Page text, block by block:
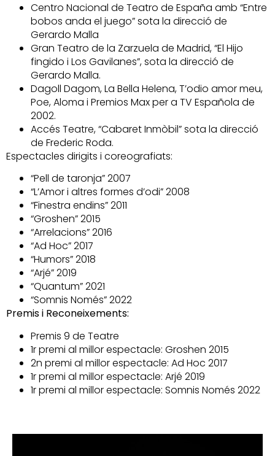
Centro Nacional de Teatro de España amb “Entre
bobos anda el juego” sota la direcció de
Gerardo Malla
Gran Teatro de la Zarzuela de Madrid, “El Hijo
fingido i Los Gavilanes”, sota la direcció de
Gerardo Malla.
Dagoll Dagom, La Bella Helena, T’odio amor meu,
Poe, Aloma i Premios Max per a TV Española de
2002.
Accés Teatre, “Cabaret Inmòbil” sota la direcció
de Frederic Roda.
Espectacles dirigits i coreografiats:
“Pell de taronja” 2007
“L’Amor i altres formes d’odi” 2008
“Finestra endins” 2011
“Groshen” 2015
“Arrelacions” 2016
“Ad Hoc” 2017
“Humors” 2018
“Arjé” 2019
“Quantum” 2021
“Somnis Només” 2022
Premis i Reconeixements:
Premis 9 de Teatre
1r premi al millor espectacle: Groshen 2015
2n premi al millor espectacle: Ad Hoc 2017
1r premi al millor espectacle: Arjé 2019
1r premi al millor espectacle: Somnis Només 2022